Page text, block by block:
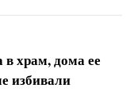
в храм, дома ее
избивали